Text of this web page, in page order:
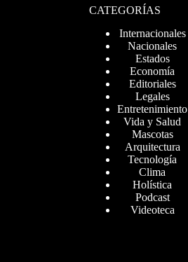
CATEGORÍAS
Internacionales
Nacionales
Estados
Economía
Editoriales
Legales
Entretenimiento
Vida y Salud
Mascotas
Arquitectura
Tecnología
Clima
Holística
Podcast
Videoteca